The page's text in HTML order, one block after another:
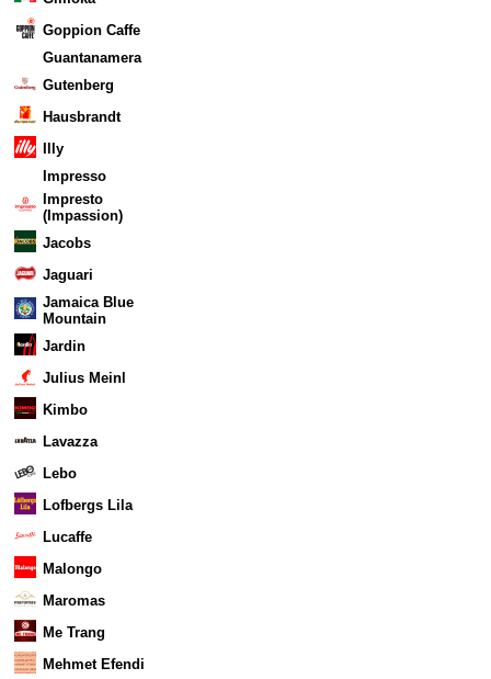
Goppion Caffe
Guantanamera
Gutenberg
Hausbrandt
Illy
Impresso
Impresto
(Impassion)
Jacobs
Jaguari
Jamaica Blue
Mountain
Jardin
Julius Meinl
Kimbo
Lavazza
Lebo
Lofbergs Lila
Lucaffe
Malongo
Maromas
Me Trang
Mehmet Efendi